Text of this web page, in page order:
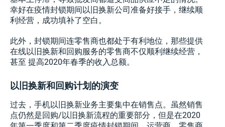
幸好在疫情封锁期间以旧换新公司准备好接手，继续顺
利经营，成功填补了空白。
此外，封锁期间连零售商也都处于有利地位，那些提供
在线以旧换新和回购服务的零售商不仅顺利继续经营，
甚至 提高2020年春季的收入总额。
以旧换新和回购计划的演变
过去，手机以旧换新业务主要集中在销售点。虽然销售
点仍然是回购/以旧换新流程的重要部分，但是在2020